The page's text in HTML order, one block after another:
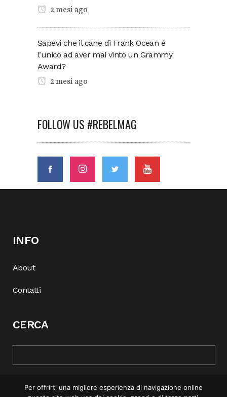
2 mesi ago
Sapevi che il cane di Frank Ocean è
l’unico ad aver mai vinto un Grammy
Award?
2 mesi ago
FOLLOW US #REBELMAG
INFO
About
Contatti
CERCA
Per offrirti una migliore esperienza di navigazione online